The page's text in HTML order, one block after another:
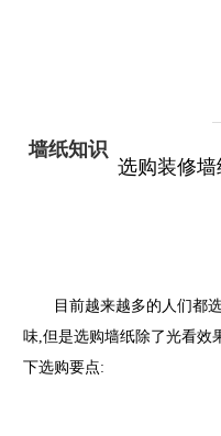
墙纸知识
选购装修墙
目前越来越多的人们都选
味,但是选购墙纸除了光看效
下选购要点: